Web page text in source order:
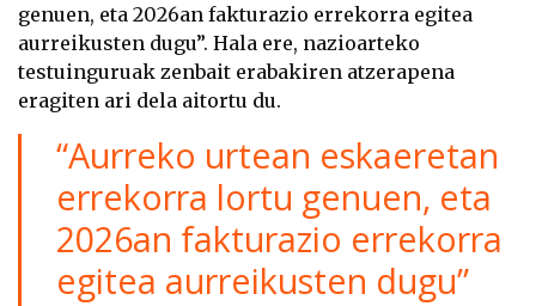
genuen, eta 2026an fakturazio errekorra egitea
aurreikusten dugu”. Hala ere, nazioarteko
testuinguruak zenbait erabakiren atzerapena
eragiten ari dela aitortu du.
“Aurreko urtean eskaeretan
errekorra lortu genuen, eta
2026an fakturazio errekorra
egitea aurreikusten dugu”